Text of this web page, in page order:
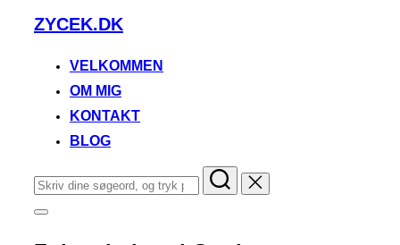
VidereZYCEK.DK
VELKOMMEN
OM MIG
KONTAKT
BLOG
Søg
efter:
Slå